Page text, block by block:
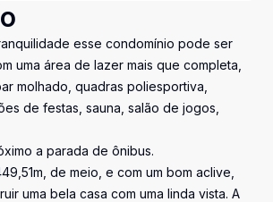
esse condomínio pode ser
uma área de lazer mais que completa,
molhado, quadras poliesportiva,
de festas, sauna, salão de jogos,
a parada de ônibus.
de meio, e com um bom aclive,
uma bela casa com uma linda vista. A